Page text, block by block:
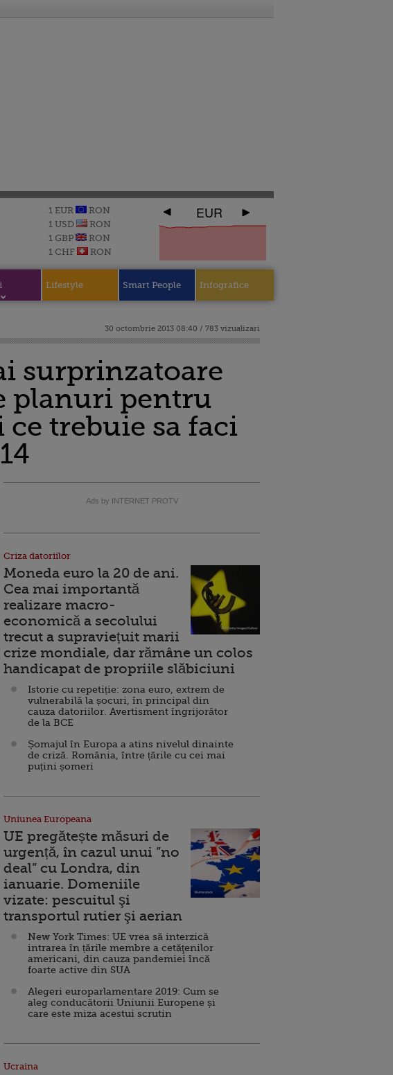
1 EUR
RON
1 USD
RON
1 GBP
RON
1 CHF
RON
EUR
Lifestyle Smart People Infografice
30 octombrie 2013 08:40 / 783 vizualizari
surprinzatoare
planuri pentru
trebuie sa faci
Ads by INTERNET PROTV
Criza datoriilor
Moneda euro la 20 de ani.
Cea mai importantă
realizare macro-
economică a secolului
trecut a supraviețuit marii
crize mondiale, dar rămâne un colos
handicapat de propriile slăbiciuni
Istorie cu repetiție: zona euro, extrem de
vulnerabilă la șocuri, în principal din
cauza datoriilor. Avertisment îngrijorător
de la BCE
Șomajul în Europa a atins nivelul dinainte
de criză. România, între țările cu cei mai
puțini șomeri
Uniunea Europeana
UE pregătește măsuri de
urgență, în cazul unui ”no
deal” cu Londra, din
ianuarie. Domeniile
vizate: pescuitul şi
transportul rutier şi aerian
New York Times: UE vrea să interzică
intrarea în țările membre a cetăţenilor
americani, din cauza pandemiei încă
foarte active din SUA
Alegeri europarlamentare 2019: Cum se
aleg conducătorii Uniunii Europene și
care este miza acestui scrutin
Ucraina